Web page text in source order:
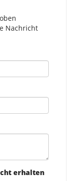
Nachricht
erhalten